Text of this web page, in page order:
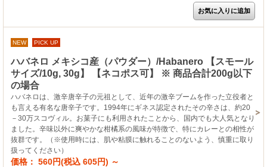
NEW PICK UP
ハバネロ メキシコ産（パウダー）/Habanero 【スモール
サイズ/10g, 30g】 【ネコポス可】 ※ 商品合計200g以下
の場合
ハバネロは、激辛唐辛子の元祖として、近年の激辛ブームを作った立役者と
も言える有名な唐辛子です。1994年にギネス認定されたその辛さは、約20
－30万スコヴィル。お菓子にも利用されたことから、国内でも大人気となり
ました。辛味以外に爽やかな柑橘系の風味が特徴で、特にカレーとの相性が
抜群です。（※使用時には、肌や粘膜に触れることのないよう、慎重に取り
扱ってください）
価格： 560円(税込 605円) ～